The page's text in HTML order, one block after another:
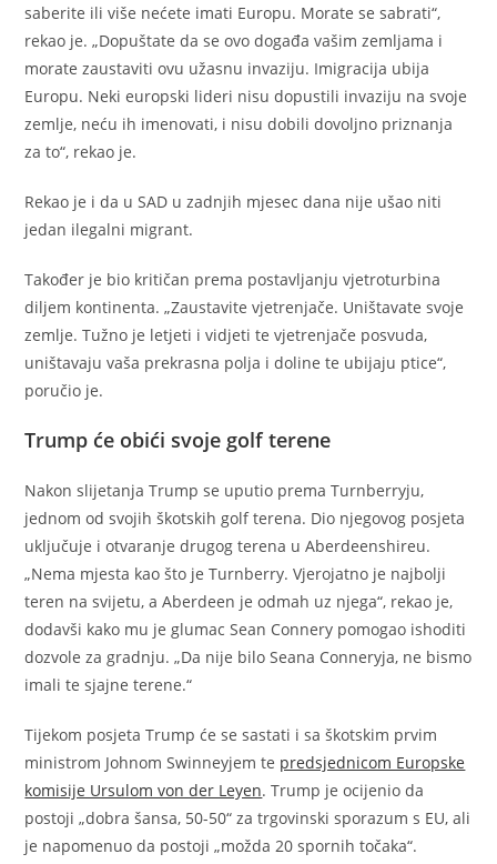
saberite ili više nećete imati Europu. Morate se sabrati“,
rekao je. „Dopuštate da se ovo događa vašim zemljama i
morate zaustaviti ovu užasnu invaziju. Imigracija ubija
Europu. Neki europski lideri nisu dopustili invaziju na svoje
zemlje, neću ih imenovati, i nisu dobili dovoljno priznanja
za to“, rekao je.
Rekao je i da u SAD u zadnjih mjesec dana nije ušao niti
jedan ilegalni migrant.
Također je bio kritičan prema postavljanju vjetroturbina
diljem kontinenta. „Zaustavite vjetrenjače. Uništavate svoje
zemlje. Tužno je letjeti i vidjeti te vjetrenjače posvuda,
uništavaju vaša prekrasna polja i doline te ubijaju ptice“,
poručio je.
Trump će obići svoje golf terene
Nakon slijetanja Trump se uputio prema Turnberryju,
jednom od svojih škotskih golf terena. Dio njegovog posjeta
uključuje i otvaranje drugog terena u Aberdeenshireu.
„Nema mjesta kao što je Turnberry. Vjerojatno je najbolji
teren na svijetu, a Aberdeen je odmah uz njega“, rekao je,
dodavši kako mu je glumac Sean Connery pomogao ishoditi
dozvole za gradnju. „Da nije bilo Seana Conneryja, ne bismo
imali te sjajne terene.“
Tijekom posjeta Trump će se sastati i sa škotskim prvim
ministrom Johnom Swinneyjem te predsjednicom Europske
komisije Ursulom von der Leyen. Trump je ocijenio da
postoji „dobra šansa, 50-50“ za trgovinski sporazum s EU, ali
je napomenuo da postoji „možda 20 spornih točaka“.